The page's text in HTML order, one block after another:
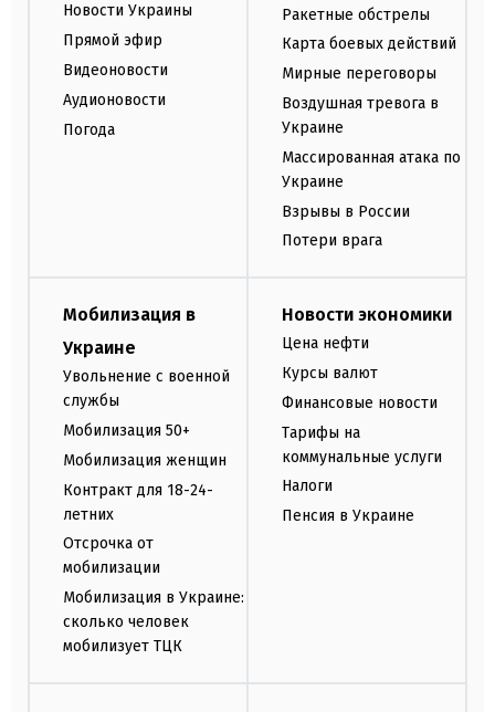
Новости Украины
Прямой эфир
Видеоновости
Аудионовости
Погода
Ракетные обстрелы
Карта боевых действий
Мирные переговоры
Воздушная тревога в
Украине
Массированная атака по
Украине
Взрывы в России
Потери врага
Мобилизация в
Украине
Увольнение с военной
службы
Мобилизация 50+
Мобилизация женщин
Контракт для 18-24-
летних
Отсрочка от
мобилизации
Мобилизация в Украине:
сколько человек
мобилизует ТЦК
Новости экономики
Цена нефти
Курсы валют
Финансовые новости
Тарифы на
коммунальные услуги
Налоги
Пенсия в Украине